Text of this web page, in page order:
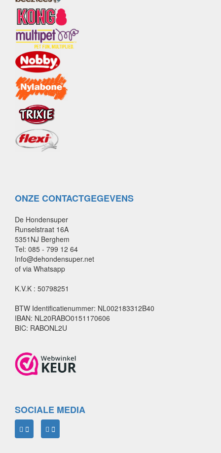
ONZE CONTACTGEGEVENS
De Hondensuper
Runselstraat 16A
5351NJ Berghem
Tel: 085 - 799 12 64
Info@dehondensuper.net
of via Whatsapp
K.V.K : 50798251
BTW Identificatienummer: NL002183312B40
IBAN: NL20RABO0151170606
BIC: RABONL2U
SOCIALE MEDIA